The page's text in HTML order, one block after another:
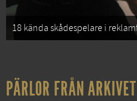
18 kända skådespelare i
PÄRLOR FRÅN ARKIVET